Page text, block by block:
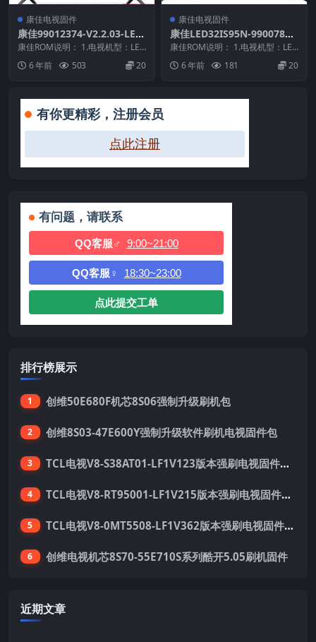
康佳电视固件
康佳99012374-V2.2.03-LED
65X8100DE-71002755-MBO
OT-V1.0.16原厂系统刷机电
视固件包下载
康佳ROM说明： 1.电视机型：LED
65X8100DE 2.物料号：99012...
6 年前 503 20
康佳电视固件
康佳LED32IS95N-99007865
-V1.1.50原厂系统刷机电视固
件包下载
康佳ROM说明： 1.电视机型：LED
32IS95N 2.物料号：9900786...
6 年前 181 20
有你更精彩，注册会员
点此注册
有问题，请联系
QQ客服♂ 9:00~21:00
QQ客服♀ 18:30~23:00
点此提交工单
排行榜展示
1 创维50E680F机芯8S06强制升级刷机包
2 创维8S03-47E600Y强制升级软件刷机电视固件包
3 TCL电视V8-S38AT01-LF1V123版本强刷电视固件包下载
4 TCL电视V8-RT95001-LF1V215版本强刷电视固件包下载
5 TCL电视V8-0MT5508-LF1V362版本强刷电视固件包下载
6 创维电视机芯8S70-55E710S系列酷开5.05刷机固件
近期文章